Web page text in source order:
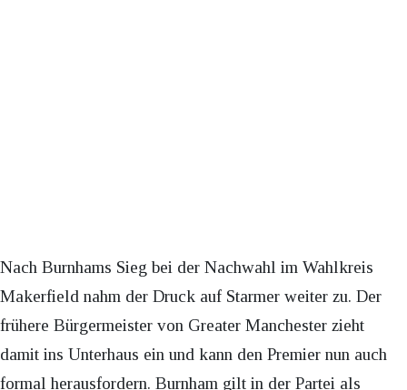
Nach Burnhams Sieg bei der Nachwahl im Wahlkreis
Makerfield nahm der Druck auf Starmer weiter zu. Der
frühere Bürgermeister von Greater Manchester zieht
damit ins Unterhaus ein und kann den Premier nun auch
formal herausfordern. Burnham gilt in der Partei als